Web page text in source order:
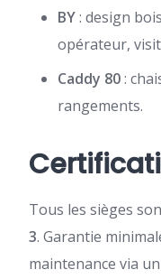
BY: design
opérateur,
Caddy 80:
rangements.
Tous les sièges
3. Garantie
maintenance via